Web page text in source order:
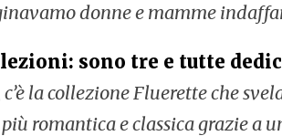
donne e mamme
sono tre e tutte
c’è la collezione Fluerette che
romantica e classica grazie a